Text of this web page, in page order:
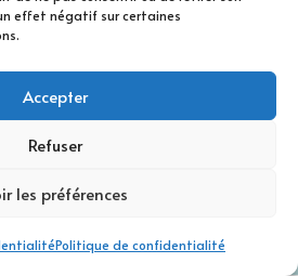
effet négatif sur certaines
Accepter
Refuser
les préférences
Politique de confidentialité